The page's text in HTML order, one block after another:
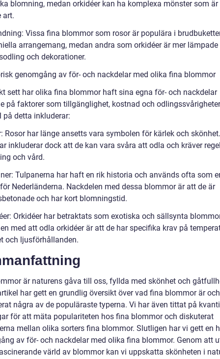
blomning, medan orkidéer kan ha komplexa mönster som
art.
Vissa fina blommor som rosor är populära i
arrangemang, medan andra som orkidéer är mer
och dekorationer.
genomgång av för- och nackdelar med olika fina blommor
sett har olika fina blommor haft sina egna för- och nackdelar
på faktorer som tillgänglighet, kostnad och
på detta inkluderar:
Rosor har länge ansetts vara symbolen för kärlek och
inkluderar dock att de kan vara svåra att odla och kräver
och vård.
Tulpanerna har haft en rik historia och används ofta som
Nederländerna. Nackdelen med dessa blommor är att de är
och har kort blomningstid.
Orkidéer har betraktats som exotiska och sällsynta
med att odla orkidéer är att de har specifika krav på
och ljusförhållanden.
är naturens gåva till oss, fyllda med skönhet och
har gett en grundlig översikt över vad fina blommor är och
några av de populäraste typerna. Vi har även tittat på
för att mäta populariteten hos fina blommor och diskuterat
mellan olika sorters fina blommor. Slutligen har vi gett en
av för- och nackdelar med olika fina blommor. Genom att
värld av blommor kan vi uppskatta skönheten i